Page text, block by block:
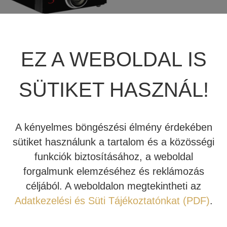
HDR 4K HÁZIMOZI
17.472.000 Ft
15.960.000
Tovább
TERMÉKKATEGÓRIÁK
REVEL
MARK LEVINSON
SIM2
STEWART FILMSCREEN
MADVR
BEÉPÍTHETŐ HANGSZÓRÓ
KÁBEL
NYÁRI AKCIÓ
CD LEJÁTSZÓ
EZ A WEBOLDAL IS
SÜTIKET HASZNÁL!
A kényelmes böngészési élmény érdekében
sütiket használunk a tartalom és a közösségi
funkciók biztosításához, a weboldal
forgalmunk elemzéséhez és reklámozás
céljából. A weboldalon megtekintheti az
Adatkezelési és Süti Tájékoztatónkat (PDF).